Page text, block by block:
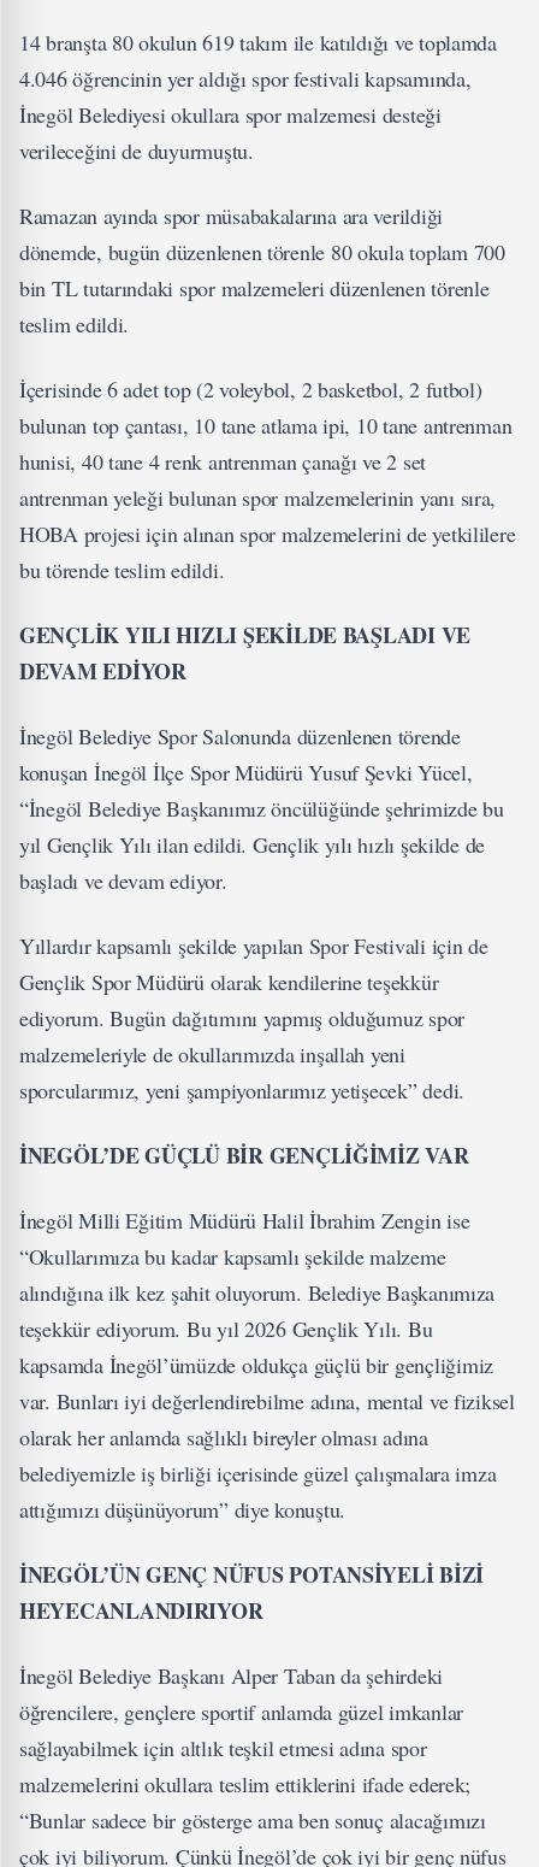
14 branşta 80 okulun 619 takım ile katıldığı ve toplamda
4.046 öğrencinin yer aldığı spor festivali kapsamında,
İnegöl Belediyesi okullara spor malzemesi desteği
verileceğini de duyurmuştu.
Ramazan ayında spor müsabakalarına ara verildiği
dönemde, bugün düzenlenen törenle 80 okula toplam 700
bin TL tutarındaki spor malzemeleri düzenlenen törenle
teslim edildi.
İçerisinde 6 adet top (2 voleybol, 2 basketbol, 2 futbol)
bulunan top çantası, 10 tane atlama ipi, 10 tane antrenman
hunisi, 40 tane 4 renk antrenman çanağı ve 2 set
antrenman yeleği bulunan spor malzemelerinin yanı sıra,
HOBA projesi için alınan spor malzemelerini de yetkililere
bu törende teslim edildi.
GENÇLİK YILI HIZLI ŞEKİLDE BAŞLADI VE
DEVAM EDİYOR
İnegöl Belediye Spor Salonunda düzenlenen törende
konuşan İnegöl İlçe Spor Müdürü Yusuf Şevki Yücel,
“İnegöl Belediye Başkanımız öncülüğünde şehrimizde bu
yıl Gençlik Yılı ilan edildi. Gençlik yılı hızlı şekilde de
başladı ve devam ediyor.
Yıllardır kapsamlı şekilde yapılan Spor Festivali için de
Gençlik Spor Müdürü olarak kendilerine teşekkür
ediyorum. Bugün dağıtımını yapmış olduğumuz spor
malzemeleriyle de okullarımızda inşallah yeni
sporcularımız, yeni şampiyonlarımız yetişecek” dedi.
İNEGÖL’DE GÜÇLÜ BİR GENÇLİĞİMİZ VAR
İnegöl Milli Eğitim Müdürü Halil İbrahim Zengin ise
“Okullarımıza bu kadar kapsamlı şekilde malzeme
alındığına ilk kez şahit oluyorum. Belediye Başkanımıza
teşekkür ediyorum. Bu yıl 2026 Gençlik Yılı. Bu
kapsamda İnegöl’ümüzde oldukça güçlü bir gençliğimiz
var. Bunları iyi değerlendirebilme adına, mental ve fiziksel
olarak her anlamda sağlıklı bireyler olması adına
belediyemizle iş birliği içerisinde güzel çalışmalara imza
attığımızı düşünüyorum” diye konuştu.
İNEGÖL’ÜN GENÇ NÜFUS POTANSİYELİ BİZİ
HEYECANLANDIRIYOR
İnegöl Belediye Başkanı Alper Taban da şehirdeki
öğrencilere, gençlere sportif anlamda güzel imkanlar
sağlayabilmek için altlık teşkil etmesi adına spor
malzemelerini okullara teslim ettiklerini ifade ederek;
“Bunlar sadece bir gösterge ama ben sonuç alacağımızı
çok iyi biliyorum. Çünkü İnegöl’de çok iyi bir genç nüfus